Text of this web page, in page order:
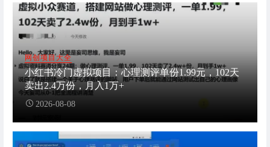
网创项目大全
小红书冷门虚拟项目：心理测评单份1.99元，102天
卖出2.4万份，月入1万+
2026-08-08